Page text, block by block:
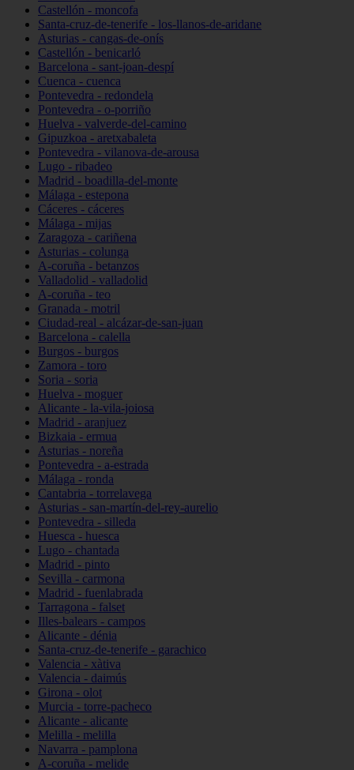
Castellón - moncofa
Santa-cruz-de-tenerife - los-llanos-de-aridane
Asturias - cangas-de-onís
Castellón - benicarló
Barcelona - sant-joan-despí
Cuenca - cuenca
Pontevedra - redondela
Pontevedra - o-porriño
Huelva - valverde-del-camino
Gipuzkoa - aretxabaleta
Pontevedra - vilanova-de-arousa
Lugo - ribadeo
Madrid - boadilla-del-monte
Málaga - estepona
Cáceres - cáceres
Málaga - mijas
Zaragoza - cariñena
Asturias - colunga
A-coruña - betanzos
Valladolid - valladolid
A-coruña - teo
Granada - motril
Ciudad-real - alcázar-de-san-juan
Barcelona - calella
Burgos - burgos
Zamora - toro
Soria - soria
Huelva - moguer
Alicante - la-vila-joiosa
Madrid - aranjuez
Bizkaia - ermua
Asturias - noreña
Pontevedra - a-estrada
Málaga - ronda
Cantabria - torrelavega
Asturias - san-martín-del-rey-aurelio
Pontevedra - silleda
Huesca - huesca
Lugo - chantada
Madrid - pinto
Sevilla - carmona
Madrid - fuenlabrada
Tarragona - falset
Illes-balears - campos
Alicante - dénia
Santa-cruz-de-tenerife - garachico
Valencia - xàtiva
Valencia - daimús
Girona - olot
Murcia - torre-pacheco
Alicante - alicante
Melilla - melilla
Navarra - pamplona
A-coruña - melide